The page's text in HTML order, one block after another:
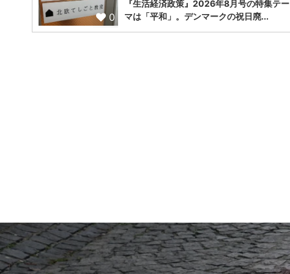
0
『生活経済政策』2026年8月号の特集テー
マは「平和」。デンマークの祝日廃...